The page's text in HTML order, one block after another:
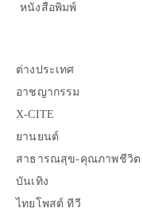
หนังสือพิมพ์
ต่างประเทศ
อาชญากรรม
X-CITE
ยานยนต์
สาธารณสุข-คุณภาพชีวิต
บันเทิง
ไทยโพสต์ ทีวี